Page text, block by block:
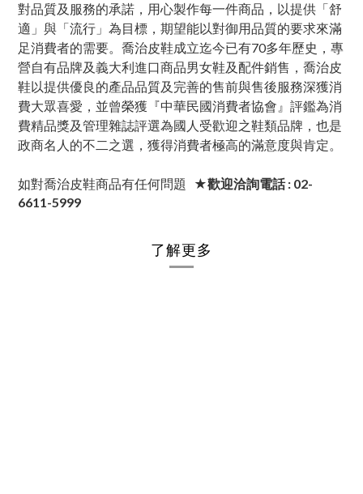
對品質及服務的承諾，用心製作每一件商品，以提供「舒
適」與「流行」為目標，期望能以對御用品質的要求來滿
足消費者的需要。喬治皮鞋成立迄今已有70多年歷史，專
營自有品牌及義大利進口商品男女鞋及配件銷售，喬治皮
鞋以提供優良的產品品質及完善的售前與售後服務深獲消
費大眾喜愛，並曾榮獲『中華民國消費者協會』評鑑為消
費精品獎及管理雜誌評選為國人受歡迎之鞋類品牌，也是
政商名人的不二之選，獲得消費者極高的滿意度與肯定。
如對喬治皮鞋商品有任何問題
★歡迎洽詢電話 : 02-
6611-5999
了解更多